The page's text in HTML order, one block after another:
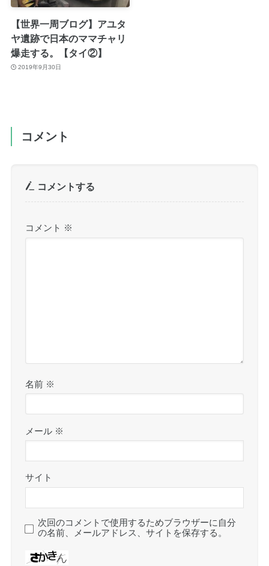
【世界一周ブログ】アユタ
ヤ遺跡で日本のママチャリ
爆走する。【タイ②】
2019年9月30日
コメント
コメントする
コメント ※
名前 ※
メール ※
サイト
次回のコメントで使用するためブラウザーに自分
の名前、メールアドレス、サイトを保存する。